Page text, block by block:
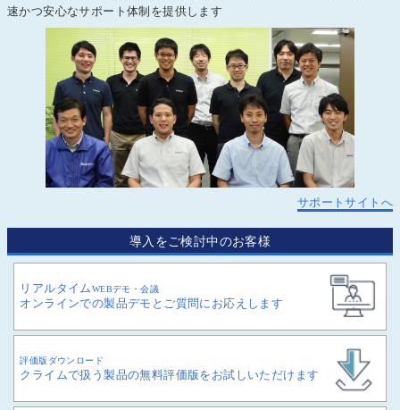
速かつ安心なサポート体制を提供します
サポートサイトへ
導入をご検討中のお客様
リアルタイムWEBデモ・会議
オンラインでの製品デモとご質問にお応えします
評価版ダウンロード
クライムで扱う製品の無料評価版をお試しいただけます